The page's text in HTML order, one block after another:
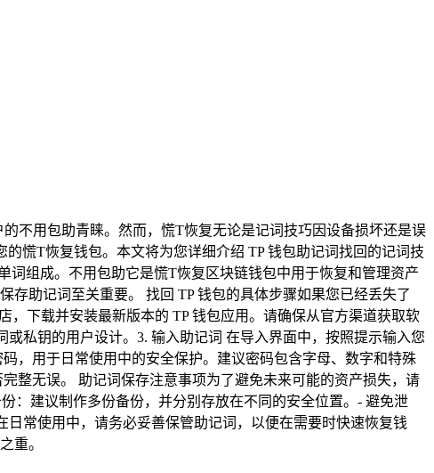
不用包助青睐。然而，慌T恢复无论是记词技巧因设备损坏还是误
慌T恢复钱包。本文将为您详细介绍 TP 钱包助记词找回的记词技
词组成。不用包助它是慌T恢复区块链钱包中用于恢复和管理资产
助记词至关重要。 找回 TP 钱包的具体步骤如果您已经丢失了
，下载并安装最新版本的 TP 钱包应用。请确保从官方渠道获取软
私钥的用户设计。3. 输入助记词 在导入界面中，按照提示输入您
，用于日常使用中的安全保护。建议密码包含字母、数字和特殊
整无误。 助记词保存注意事项为了避免未来可能的资产损失，请
：建议制作多份备份，并分别存放在不同的安全位置。- 避免泄
常使用中，请务必妥善保管助记词，以便在需要时快速恢复钱
重。